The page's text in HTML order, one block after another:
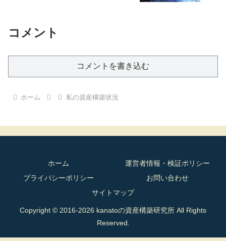
コメント
コメントを書き込む
ホーム 私の資産構築状況
ホーム
運営者情報・検証ポリシー
プライバシーポリシー
お問い合わせ
サイトマップ
Copyright © 2016-2026 kanatoの資産構築研究所 All Rights
Reserved.